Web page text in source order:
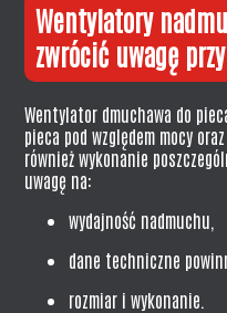
Wentylatory
zwrócić uwagę
Wentylator dmuchawa do
pieca pod względem mocy
również wykonanie
uwagę na:
wydajność nadmuchu,
dane techniczne
rozmiar i wykonanie.